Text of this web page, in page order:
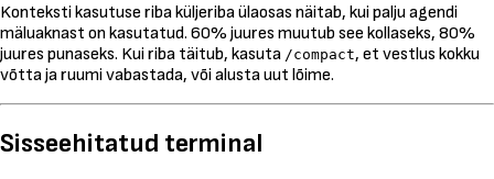
Konteksti kasutuse riba küljeriba ülaosas näitab, kui palju agendi
mäluaknast on kasutatud. 60% juures muutub see kollaseks, 80%
juures punaseks. Kui riba täitub, kasuta /compact, et vestlus kokku
võtta ja ruumi vabastada, või alusta uut lõime.
Sisseehitatud terminal